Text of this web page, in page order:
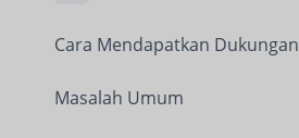
Cara Mendapatkan Dukungan
Masalah Umum